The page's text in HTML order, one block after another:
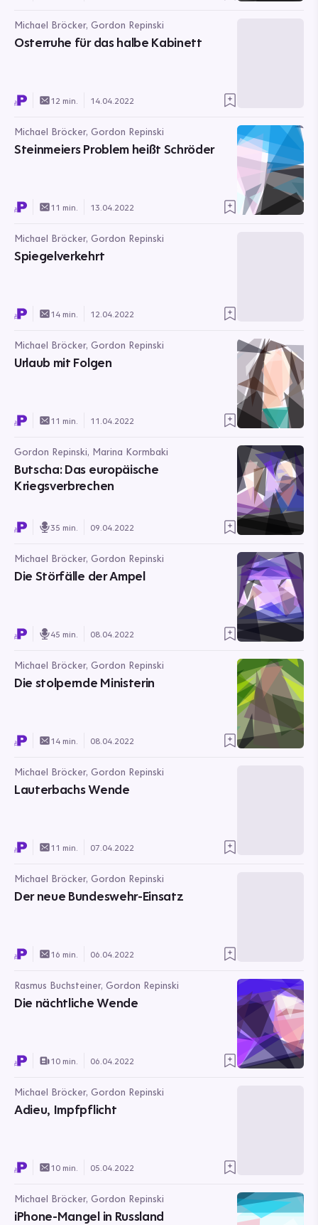
Michael Bröcker, Gordon Repinski
Osterruhe für das halbe Kabinett
12 min. 14.04.2022
Michael Bröcker, Gordon Repinski
Steinmeiers Problem heißt Schröder
11 min. 13.04.2022
Michael Bröcker, Gordon Repinski
Spiegelverkehrt
14 min. 12.04.2022
Michael Bröcker, Gordon Repinski
Urlaub mit Folgen
11 min. 11.04.2022
Gordon Repinski, Marina Kormbaki
Butscha: Das europäische
Kriegsverbrechen
35 min. 09.04.2022
Michael Bröcker, Gordon Repinski
Die Störfälle der Ampel
45 min. 08.04.2022
Michael Bröcker, Gordon Repinski
Die stolpernde Ministerin
14 min. 08.04.2022
Michael Bröcker, Gordon Repinski
Lauterbachs Wende
11 min. 07.04.2022
Michael Bröcker, Gordon Repinski
Der neue Bundeswehr-Einsatz
16 min. 06.04.2022
Rasmus Buchsteiner, Gordon Repinski
Die nächtliche Wende
10 min. 06.04.2022
Michael Bröcker, Gordon Repinski
Adieu, Impfpflicht
10 min. 05.04.2022
Michael Bröcker, Gordon Repinski
iPhone-Mangel in Russland